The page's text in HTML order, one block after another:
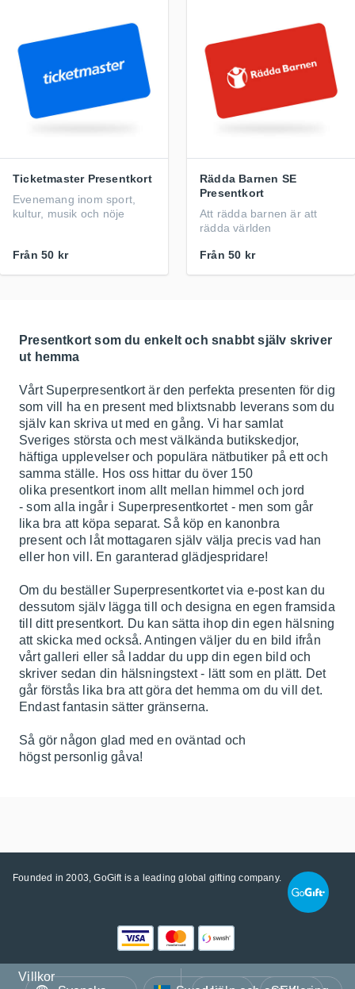
Ticketmaster Presentkort
Evenemang inom sport,
kultur, musik och nöje
Från 50 kr
Rädda Barnen SE
Presentkort
Att rädda barnen är att
rädda världen
Från 50 kr
Presentkort som du enkelt och snabbt själv skriver
ut hemma
Vårt Superpresentkort är den perfekta presenten för dig
som vill ha en present med blixtsnabb leverans som du
själv kan skriva ut med en gång. Vi har samlat
Sveriges största och mest välkända butikskedjor,
häftiga upplevelser och populära nätbutiker på ett och
samma ställe. Hos oss hittar du över 150
olika presentkort inom allt mellan himmel och jord
- som alla ingår i Superpresentkortet - men som går
lika bra att köpa separat. Så köp en kanonbra
present och låt mottagaren själv välja precis vad han
eller hon vill. En garanterad glädjespridare!
Om du beställer Superpresentkortet via e-post kan du
dessutom själv lägga till och designa en egen framsida
till ditt presentkort. Du kan sätta ihop din egen hälsning
att skicka med också. Antingen väljer du en bild ifrån
vårt galleri eller så laddar du upp din egen bild och
skriver sedan din hälsningstext - lätt som en plätt. Det
går förstås lika bra att göra det hemma om du vill det.
Endast fantasin sätter gränserna.
Så gör någon glad med en oväntad och
högst personlig gåva!
Founded in 2003, GoGift is a leading global gifting company.
Villkor
Språk Land/Region Valuta